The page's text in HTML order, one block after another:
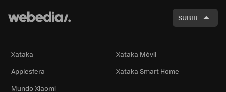
SUBIR
Xataka
Xataka Móvil
Applesfera
Xataka Smart Home
Mundo Xiaomi